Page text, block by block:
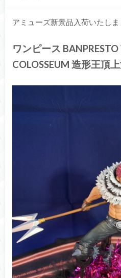
アミューズ新景品入荷いたし
ワンピース
COLOSSEUM 造形王頂